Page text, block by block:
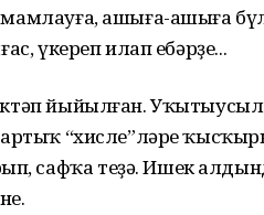
ашыға-ашыға
үкереп илап ебәрҙе...
йыйылған.
артыҡ “хисле”ләре
сафҡа теҙә. Ишек